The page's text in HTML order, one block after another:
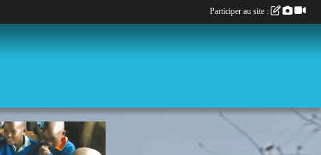
Participer au site :